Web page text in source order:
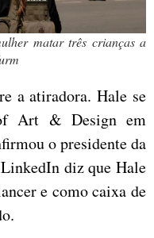
matar três crianças a
a atiradora. Hale se
Art & Design em
o presidente da
diz que Hale
e como caixa de